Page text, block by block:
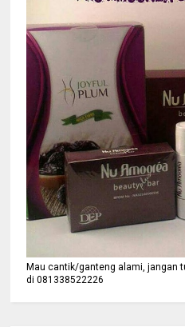
Mau cantik/ganteng alami, jangan
di 081338522226